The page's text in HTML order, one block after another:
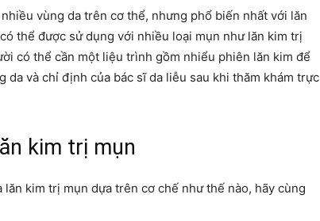
vùng da trên cơ thể, nhưng phổ biến nhất với lăn
thể được sử dụng với nhiều loại mụn như lăn kim trị
có thể cần một liệu trình gồm nhiểu phiên lăn kim để
và chỉ định của bác sĩ da liễu sau khi thăm khám trực
kim trị mụn
kim trị mụn dựa trên cơ chế như thế nào, hãy cùng